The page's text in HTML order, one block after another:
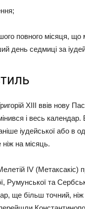
повного місяця, що
день седмиці за
XIII ввів нову
і весь
іудейської або в
на місяць.
IV (Метаксакіс)
Румунської та
ще більш точний, ніж